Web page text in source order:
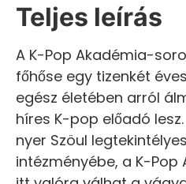
Teljes leírás
A K-Pop Akadémia-
főhőse egy tizenkét
egész életében arról
híres K-pop előadó
nyer Szöul
intézményébe, a K-Pop